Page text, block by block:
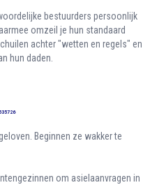
bestuurders persoonlijk
omzeil je hun standaard
achter "wetten en regels" en
hun daden.
Beginnen ze wakker te
om asielaanvragen in